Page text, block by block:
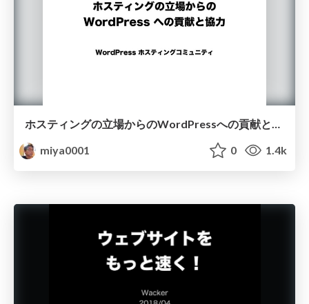
ホスティングの立場からのWordPressへの貢献と協力
miya0001
0 1.4k